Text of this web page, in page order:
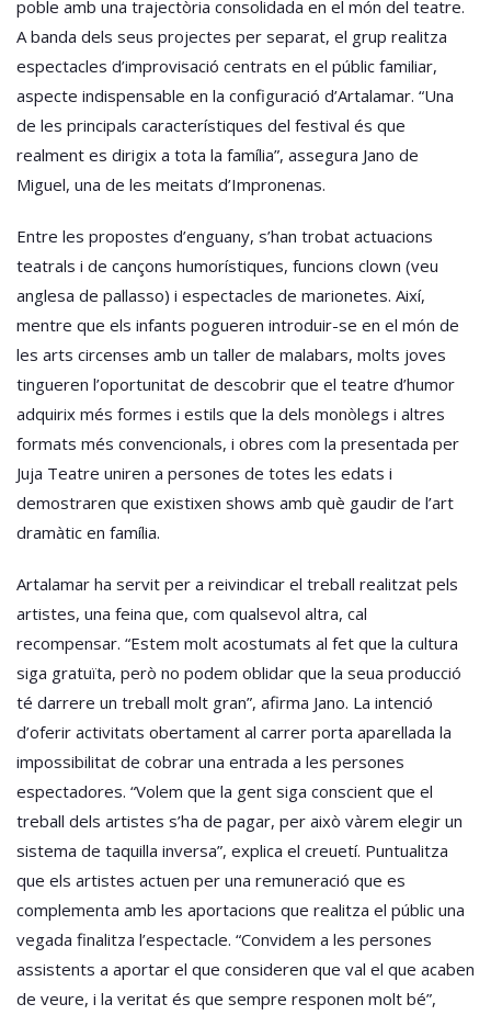
poble amb una trajectòria consolidada en el món del teatre.
A banda dels seus projectes per separat, el grup realitza
espectacles d’improvisació centrats en el públic familiar,
aspecte indispensable en la configuració d’Artalamar. “Una
de les principals característiques del festival és que
realment es dirigix a tota la família”, assegura Jano de
Miguel, una de les meitats d’Impronenas.
Entre les propostes d’enguany, s’han trobat actuacions
teatrals i de cançons humorístiques, funcions clown (veu
anglesa de pallasso) i espectacles de marionetes. Així,
mentre que els infants pogueren introduir-se en el món de
les arts circenses amb un taller de malabars, molts joves
tingueren l’oportunitat de descobrir que el teatre d’humor
adquirix més formes i estils que la dels monòlegs i altres
formats més convencionals, i obres com la presentada per
Juja Teatre uniren a persones de totes les edats i
demostraren que existixen shows amb què gaudir de l’art
dramàtic en família.
Artalamar ha servit per a reivindicar el treball realitzat pels
artistes, una feina que, com qualsevol altra, cal
recompensar. “Estem molt acostumats al fet que la cultura
siga gratuïta, però no podem oblidar que la seua producció
té darrere un treball molt gran”, afirma Jano. La intenció
d’oferir activitats obertament al carrer porta aparellada la
impossibilitat de cobrar una entrada a les persones
espectadores. “Volem que la gent siga conscient que el
treball dels artistes s’ha de pagar, per això vàrem elegir un
sistema de taquilla inversa”, explica el creuetí. Puntualitza
que els artistes actuen per una remuneració que es
complementa amb les aportacions que realitza el públic una
vegada finalitza l’espectacle. “Convidem a les persones
assistents a aportar el que consideren que val el que acaben
de veure, i la veritat és que sempre responen molt bé”,